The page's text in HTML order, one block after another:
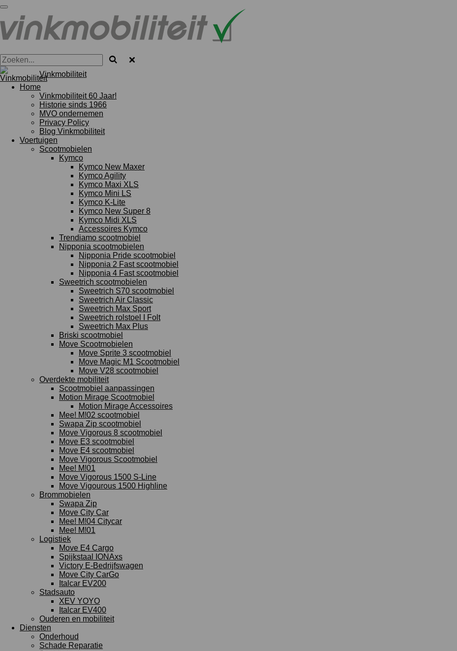
Ga
direct
naar
de
Vinkmobiliteit
Home
Vinkmobiliteit 60 Jaar!
Historie sinds 1966
MVO ondernemen
Privacy Policy
Blog Vinkmobiliteit
Voertuigen
Scootmobielen
Kymco
Kymco New Maxer
Kymco Agility
Kymco Maxi XLS
Kymco Mini LS
Kymco K-Lite
Kymco New Super 8
Kymco Midi XLS
Accessoires Kymco
Trendiamo scootmobiel
Nipponia scootmobielen
Nipponia Pride scootmobiel
Nipponia 2 Fast scootmobiel
Nipponia 4 Fast scootmobiel
Sweetrich scootmobielen
Sweetrich S70 scootmobiel
Sweetrich Air Classic
Sweetrich Max Sport
Sweetrich rolstoel I Folt
Sweetrich Max Plus
Briski scootmobiel
Move Scootmobielen
Move Sprite 3 scootmobiel
Move Magic M1 Scootmobiel
Move V28 scootmobiel
Overdekte mobiliteit
Scootmobiel aanpassingen
Motion Mirage Scootmobiel
Motion Mirage Accessoires
Mee! M!02 scootmobiel
Swapa Zip scootmobiel
Move Vigorous 8 scootmobiel
Move E3 scootmobiel
Move E4 scootmobiel
Move Vigorous Scootmobiel
Mee! M!01
Move Vigorous 1500 S-Line
Move Vigourous 1500 Highline
Brommobielen
Swapa Zip
Move City Car
Mee! M!04 Citycar
Mee! M!01
Logistiek
Move E4 Cargo
Spijkstaal IONAxs
Victory E-Bedrijfswagen
Move City CarGo
Italcar EV200
Stadsauto
XEV YOYO
Italcar EV400
Ouderen en mobiliteit
Diensten
Onderhoud
Schade Reparatie